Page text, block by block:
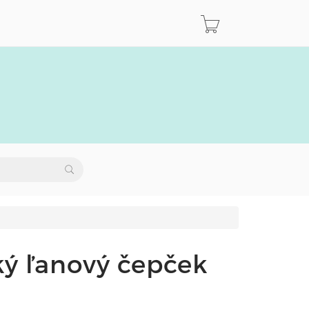
ľanový čepček